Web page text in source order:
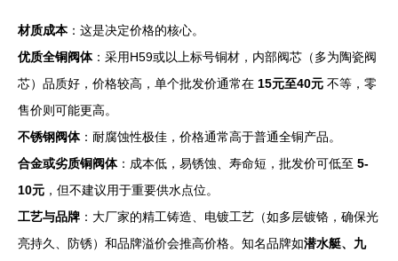
材质成本：这是决定价格的核心。
优质全铜阀体：采用H59或以上标号铜材，内部阀芯（多为陶瓷阀
芯）品质好，价格较高，单个批发价通常在 15元至40元 不等，零
售价则可能更高。
不锈钢阀体：耐腐蚀性极佳，价格通常高于普通全铜产品。
合金或劣质铜阀体：成本低，易锈蚀、寿命短，批发价可低至 5-
10元 ，但不建议用于重要供水点位。
工艺与品牌 ：大厂家的精工铸造、电镀工艺（如多层镀铬，确保光
亮持久、防锈）和品牌溢价会推高价格。知名品牌如潜水艇、九